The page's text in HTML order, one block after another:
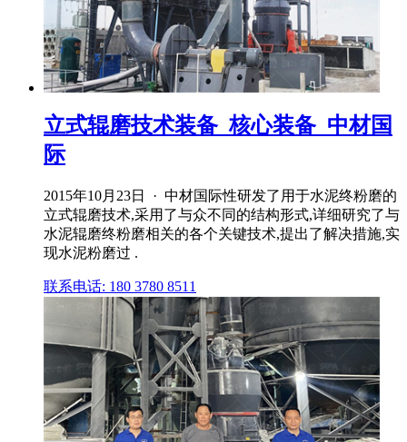
立式辊磨技术装备_核心装备_中材国
际
2015年10月23日 · 中材国际性研发了用于水泥终粉磨的
立式辊磨技术,采用了与众不同的结构形式,详细研究了与
水泥辊磨终粉磨相关的各个关键技术,提出了解决措施,实
现水泥粉磨过 .
联系电话: 180 3780 8511